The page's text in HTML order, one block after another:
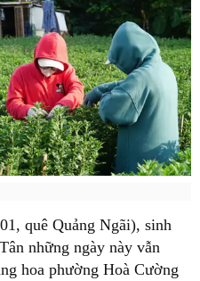
quê Quảng Ngãi), sinh
những ngày này vẫn
hoa phường Hoà Cường